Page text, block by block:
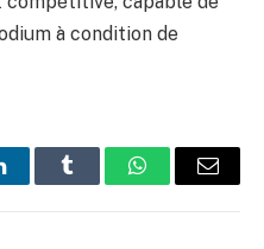
à condition de
Tumblr WhatsApp
E-